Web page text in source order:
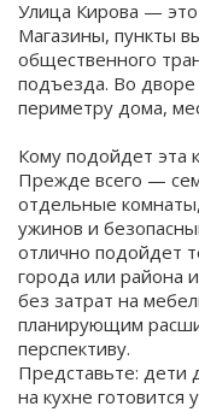
Улица Кирова — это
Магазины, пункты
общественного
подъезда. Во
периметру дома,
Кому подойдет эта
Прежде всего —
отдельные
ужинов и
отлично подойдет
города или района
без затрат на
планирующим
перспективу.
Представьте: дети
на кухне